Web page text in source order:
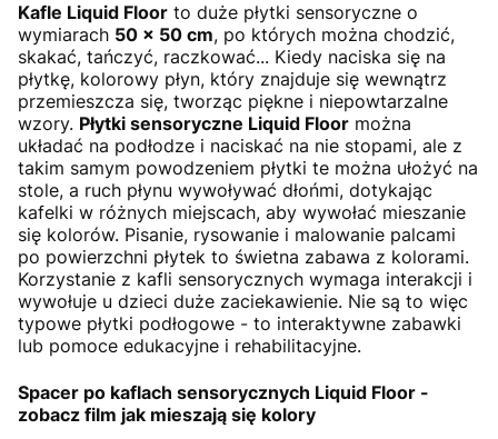
Kafle Liquid Floor to duże płytki sensoryczne o
wymiarach 50 x 50 cm, po których można chodzić,
skakać, tańczyć, raczkować... Kiedy naciska się na
płytkę, kolorowy płyn, który znajduje się wewnątrz
przemieszcza się, tworząc piękne i niepowtarzalne
wzory. Płytki sensoryczne Liquid Floor można
układać na podłodze i naciskać na nie stopami, ale z
takim samym powodzeniem płytki te można ułożyć na
stole, a ruch płynu wywoływać dłońmi, dotykając
kafelki w różnych miejscach, aby wywołać mieszanie
się kolorów. Pisanie, rysowanie i malowanie palcami
po powierzchni płytek to świetna zabawa z kolorami.
Korzystanie z kafli sensorycznych wymaga interakcji i
wywołuje u dzieci duże zaciekawienie. Nie są to więc
typowe płytki podłogowe - to interaktywne zabawki
lub pomoce edukacyjne i rehabilitacyjne.
Spacer po kaflach sensorycznych Liquid Floor -
zobacz film jak mieszają się kolory